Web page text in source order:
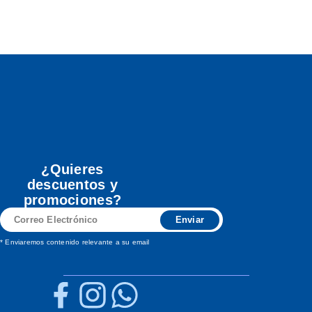
¿Quieres
descuentos y
promociones?
Correo
Electrónico
Enviar
* Enviaremos contenido relevante a su email